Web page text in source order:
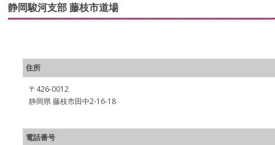
静岡駿河支部 藤枝市道場
住所
〒426-0012
静岡県 藤枝市田中2-16-18
電話番号